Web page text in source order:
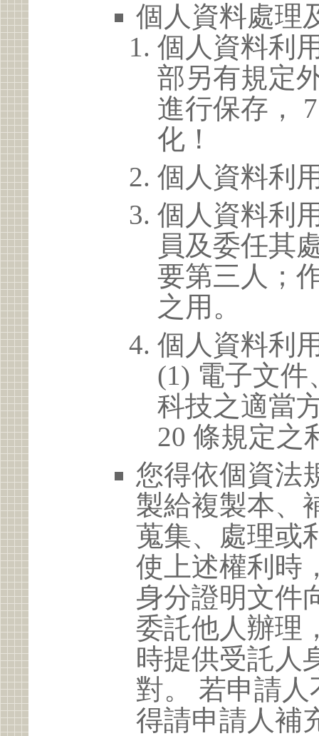
個人資料處理
個人資料利
部另有規定
進行保存，
化！
個人資料利
個人資料利
員及委任其
要第三人；
之用。
個人資料利
(1) 電子文
科技之適當
20 條規定之
您得依個資法
製給複製本、
蒐集、處理或
使上述權利時
身分證明文件
委託他人辦理
時提供受託人
對。 若申請
得請申請人補